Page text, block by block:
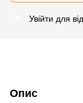
Увійти для
Опис